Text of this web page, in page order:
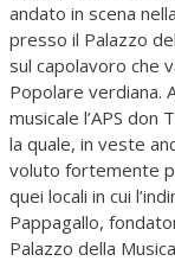
andato in scena
presso il Palazzo
sul capolavoro che
Popolare verdiana.
musicale l’APS don
la quale, in veste
voluto fortemente
quei locali in cui
Pappagallo,
Palazzo della